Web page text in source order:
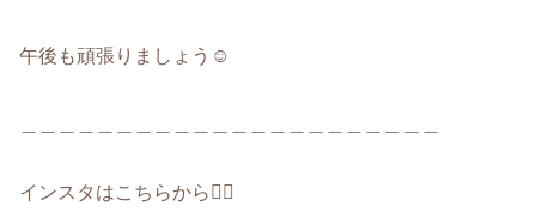
午後も頑張りましょう☺️
インスタはこちらから🙋‍♀️